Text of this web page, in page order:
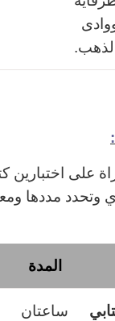
الذهب.
على اختبارين
وتحدد مددها
المدة
ساعتان